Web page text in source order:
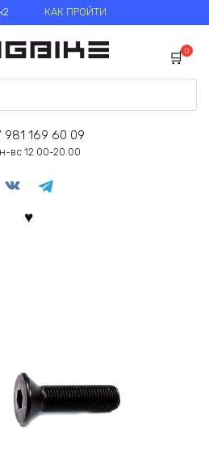
КАК ПРОЙТИ
0
981 169 60 09
вс 12.00-20.00